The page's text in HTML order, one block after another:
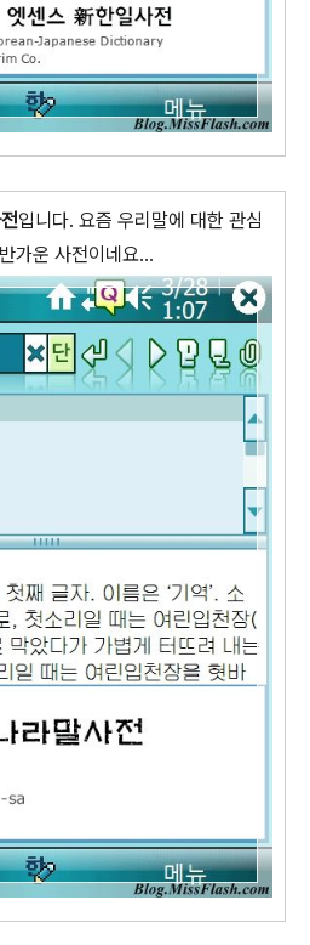
입니다. 요즘 우리말에 대한 관심
가운 사전이네요...